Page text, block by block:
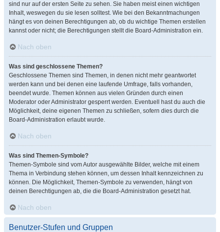
sind nur auf der ersten Seite zu sehen. Sie haben meist einen wichtigen
Inhalt, weswegen du sie lesen solltest. Wie bei den Bekanntmachungen
hängt es von deinen Berechtigungen ab, ob du wichtige Themen erstellen
kannst oder nicht; die Berechtigungen stellt die Board-Administration ein.
Nach oben
Was sind geschlossene Themen?
Geschlossene Themen sind Themen, in denen nicht mehr geantwortet
werden kann und bei denen eine laufende Umfrage, falls vorhanden,
beendet wurde. Themen können aus vielen Gründen durch einen
Moderator oder Administrator gesperrt werden. Eventuell hast du auch die
Möglichkeit, deine eigenen Themen zu schließen, sofern dies durch die
Board-Administration erlaubt wurde.
Nach oben
Was sind Themen-Symbole?
Themen-Symbole sind vom Autor ausgewählte Bilder, welche mit einem
Thema in Verbindung stehen können, um dessen Inhalt kennzeichnen zu
können. Die Möglichkeit, Themen-Symbole zu verwenden, hängt von
deinen Berechtigungen ab, die die Board-Administration gesetzt hat.
Nach oben
Benutzer-Stufen und Gruppen